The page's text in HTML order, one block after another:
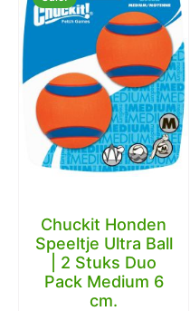
Chuckit Honden
Speeltje Ultra Ball
| 2 Stuks Duo
Pack Medium 6
cm.